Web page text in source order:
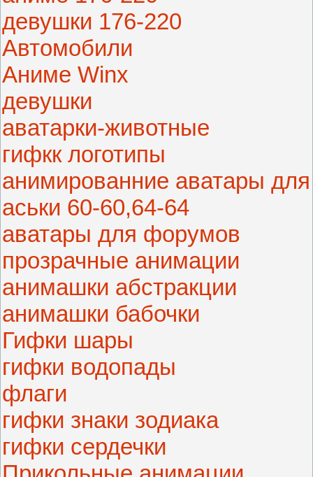
девушки 176-220
Автомобили
Аниме Winx
девушки
аватарки-животные
гифкк логотипы
анимированние аватары для
аськи 60-60,64-64
аватары для форумов
прозрачные анимации
анимашки абстракции
анимашки бабочки
Гифки шары
гифки водопады
флаги
гифки знаки зодиака
гифки сердечки